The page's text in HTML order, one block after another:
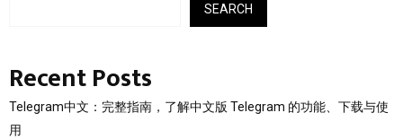
SEARCH
Recent Posts
Telegram中文：完整指南，了解中文版 Telegram 的功能、下载与使
用